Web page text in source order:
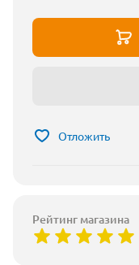
Отложить
Рейтинг магазина